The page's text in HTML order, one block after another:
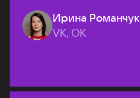
Ирина Романчук
VK, ОК